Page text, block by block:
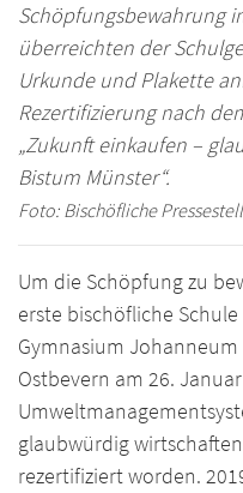
Schöpfungsbewahrung
überreichten der
Urkunde und Plakette
Rezertifizierung nach
„Zukunft einkaufen –
Bistum Münster“.
Foto: Bischöfliche
Um die Schöpfung zu
erste bischöfliche
Gymnasium
Ostbevern am 26.
glaubwürdig
rezertifiziert worden.